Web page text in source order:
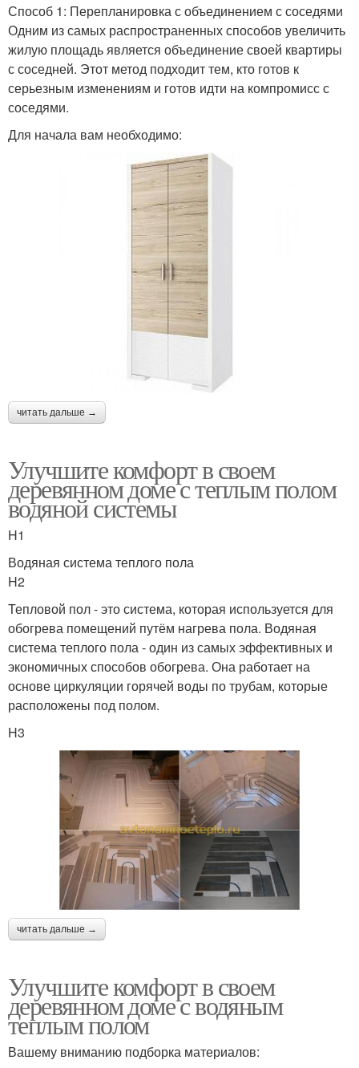
Способ 1: Перепланировка с объединением с соседями
Одним из самых распространенных способов увеличить
жилую площадь является объединение своей квартиры
с соседней. Этот метод подходит тем, кто готов к
серьезным изменениям и готов идти на компромисс с
соседями.
Для начала вам необходимо:
читать дальше →
Улучшите комфорт в своем
деревянном доме с теплым полом
водяной системы
H1
Водяная система теплого пола
H2
Тепловой пол - это система, которая используется для
обогрева помещений путём нагрева пола. Водяная
система теплого пола - один из самых эффективных и
экономичных способов обогрева. Она работает на
основе циркуляции горячей воды по трубам, которые
расположены под полом.
H3
читать дальше →
Улучшите комфорт в своем
деревянном доме с водяным
теплым полом
Вашему вниманию подборка материалов: